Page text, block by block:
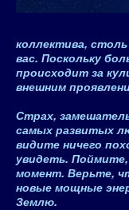
коллектива,
вас. Поскольку
происходит за
внешним
Страх,
самых развитых
видите ничего
увидеть.
момент. Верьте,
новые мощные
Землю.